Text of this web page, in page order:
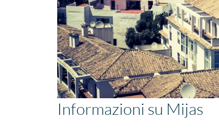
Informazioni su Mijas